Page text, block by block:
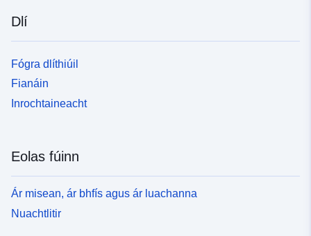
Dlí
Fógra dlíthiúil
Fianáin
Inrochtaineacht
Eolas fúinn
Ár misean, ár bhfís agus ár luachanna
Nuachtlitir